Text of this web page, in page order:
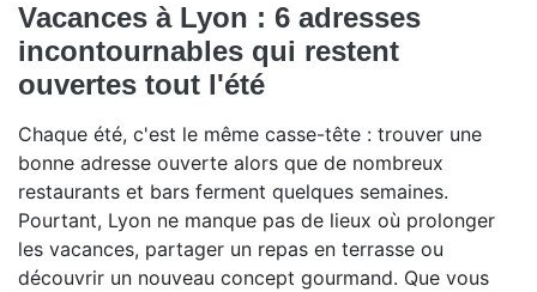
Vacances à Lyon : 6 adresses
incontournables qui restent
ouvertes tout l'été
Chaque été, c'est le même casse-tête : trouver une
bonne adresse ouverte alors que de nombreux
restaurants et bars ferment quelques semaines.
Pourtant, Lyon ne manque pas de lieux où prolonger
les vacances, partager un repas en terrasse ou
découvrir un nouveau concept gourmand. Que vous